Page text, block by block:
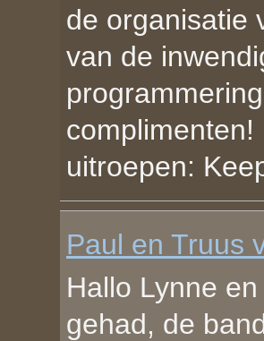
de organisatie
van de
uitroepen:
Paul en Truus
Hallo Lynne
gehad, de